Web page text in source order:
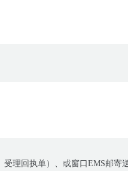
理回执单）、或窗口EMS邮寄